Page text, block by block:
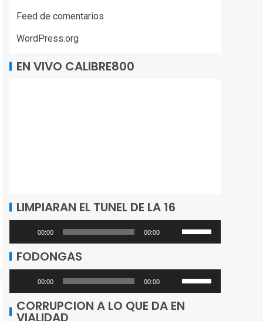
Feed de comentarios
WordPress.org
EN VIVO CALIBRE800
LIMPIARAN EL TUNEL DE LA 16
Reproductor
de
00:00 00:00
Utiliza
las
flecha
arriba/abajo
FODONGAS
Reproductor
de
audio
00:00 00:00
Utiliza
las
teclas
CORRUPCION A LO QUE DA EN
VIALIDAD